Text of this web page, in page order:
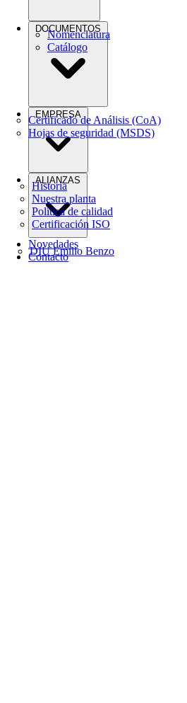
Nomenclatura
Catálogo
Certificado de Análisis (CoA)
Hojas de seguridad (MSDS)
Historia
Nuestra planta
Política de calidad
Certificación ISO
DIU Emilio Benzo
Novedades
Contacto